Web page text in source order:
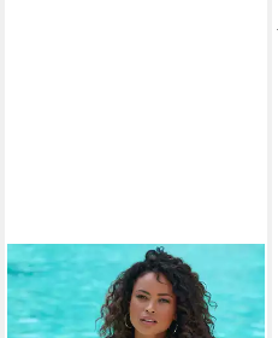
BRUNO BANANI
Bügel-Bikini-Top Milano, mit
kupferfarbenen Paspeln